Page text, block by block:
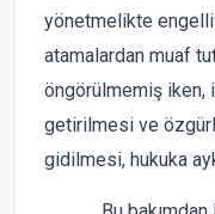
yönetmelikte
atamalardan muaf
öngörülmemiş iken,
getirilmesi ve
gidilmesi, hukuka